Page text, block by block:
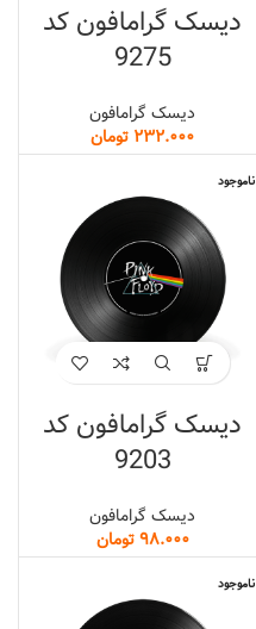
دیسک گرامافون کد
9275
دیسک گرامافون
تومان
ناموجود
دیسک گرامافون کد
9203
دیسک گرامافون
تومان
ناموجود